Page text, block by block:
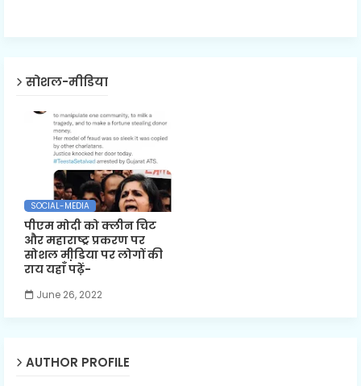
सोशल-मीडिया
SOCIAL-MEDIA
पीएम मोदी को क्लीन चिट
और महाराष्ट्र प्रकरण पर
सोशल मी़डिया पर लोगों की
राय यहाँ पढ़ें-
June 26, 2022
AUTHOR PROFILE